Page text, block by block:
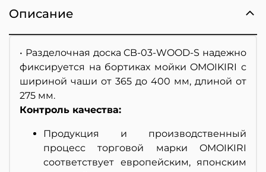
Описание
• Разделочная доска CB-03-WOOD-S надежно
фиксируется на бортиках мойки OMOIKIRI с
шириной чаши от 365 до 400 мм, длиной от
275 мм.
Контроль качества:
Продукция и производственный
процесс торговой марки OMOIKIRI
соответствует европейским, японским